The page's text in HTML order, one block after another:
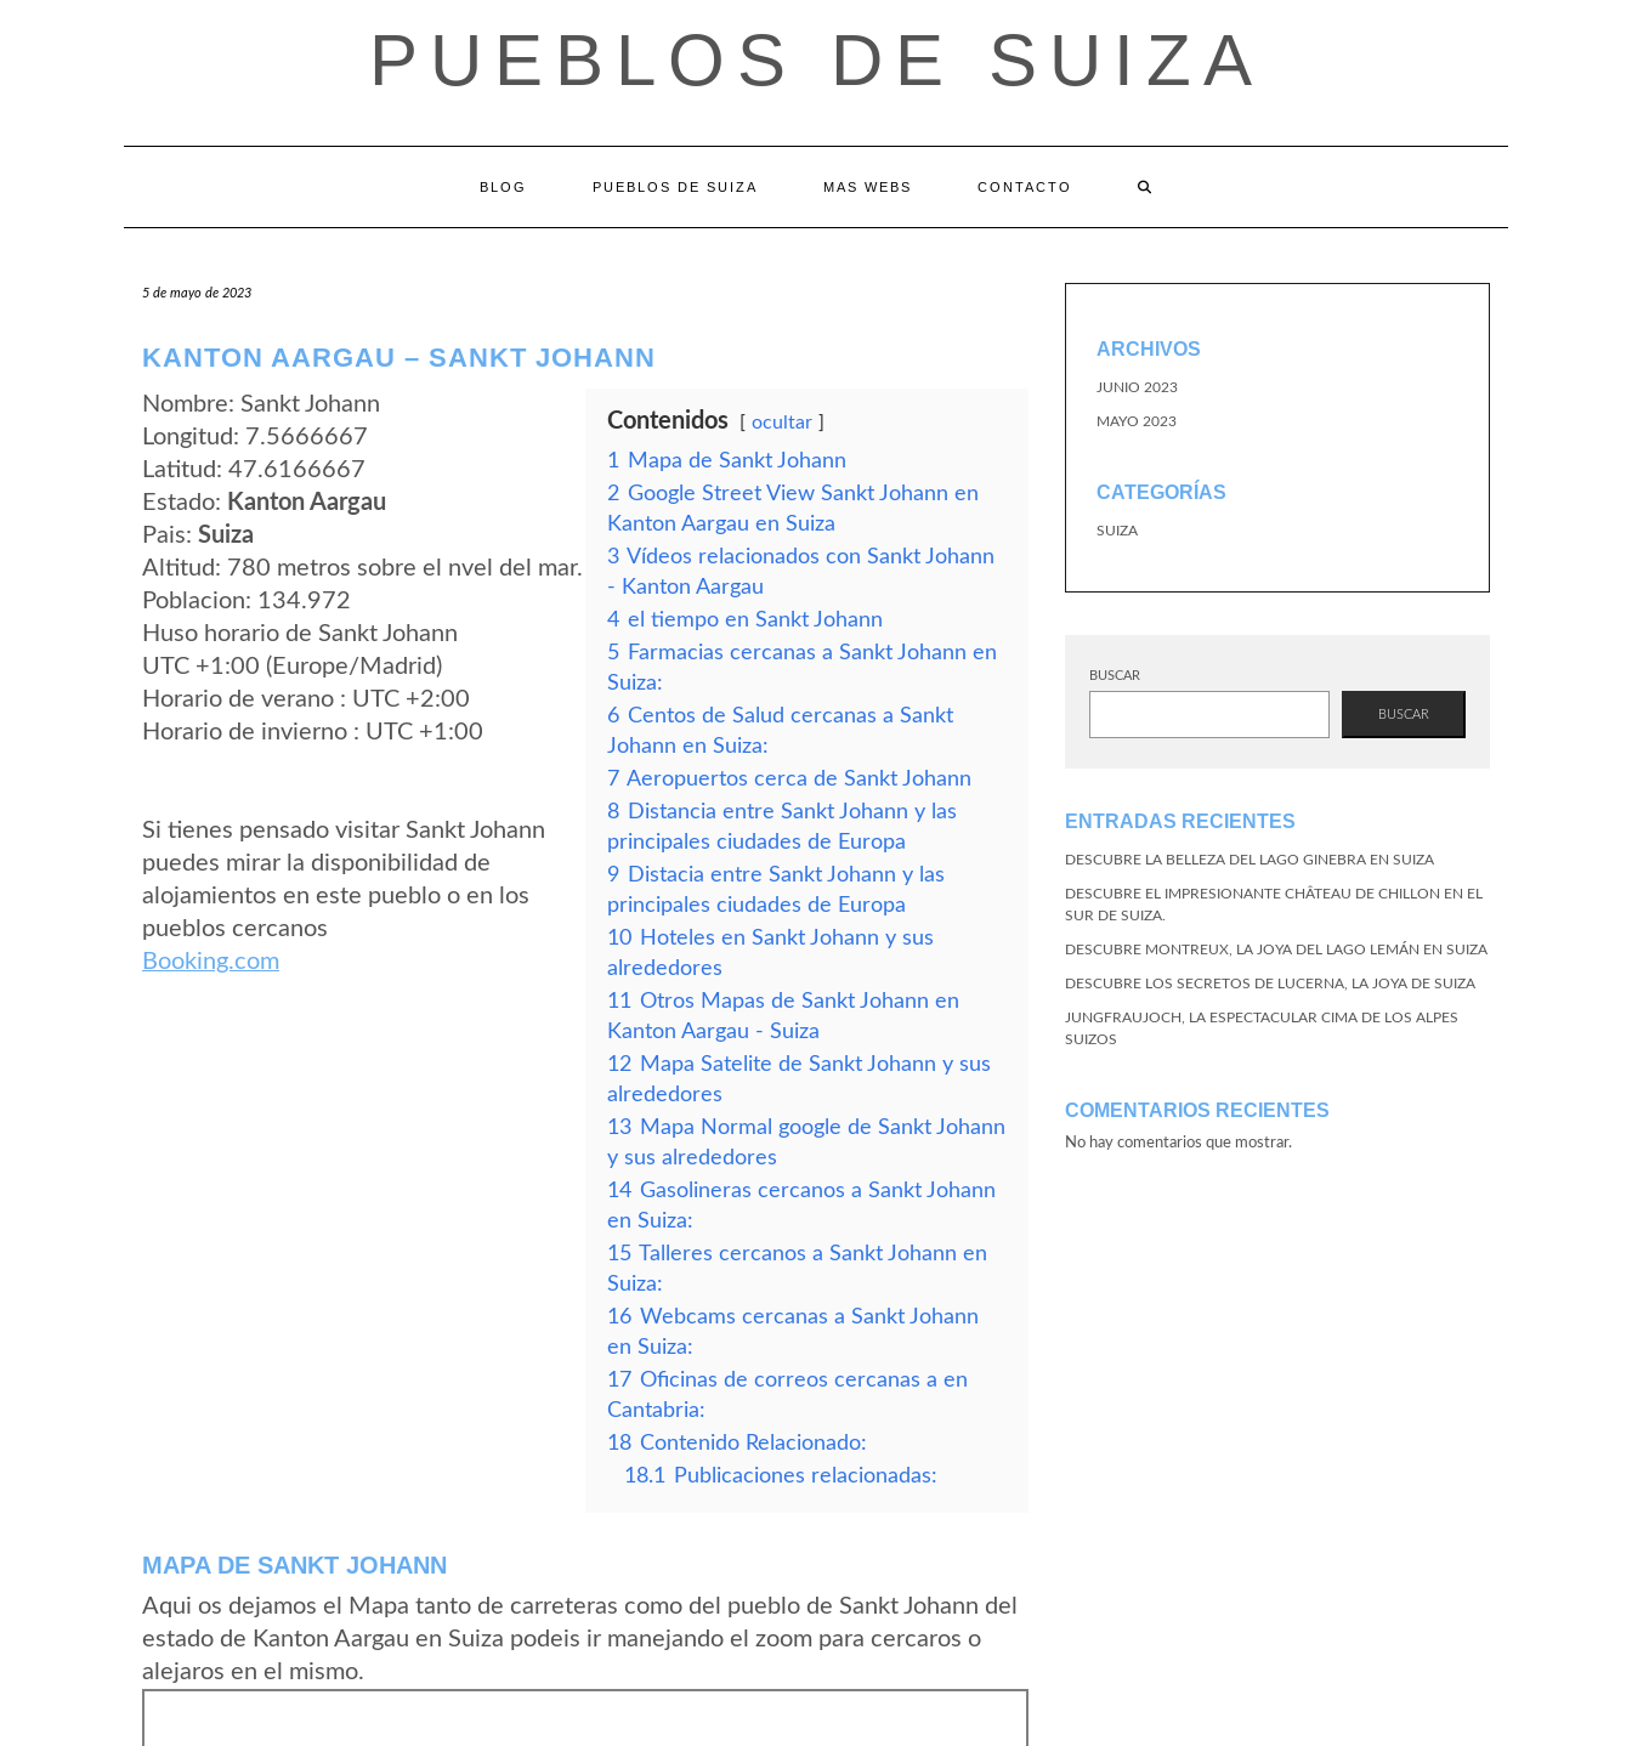
PUEBLOS DE SUIZA
BLOG PUEBLOS DE SUIZA MAS WEBS CONTACTO
5 de mayo de 2023
KANTON AARGAU – SANKT JOHANN
Nombre: Sankt Johann
Longitud: 7.5666667
Latitud: 47.6166667
Estado: Kanton Aargau
Pais: Suiza
Altitud: 780 metros sobre el nvel del mar.
Poblacion: 134.972
Huso horario de Sankt Johann
UTC +1:00 (Europe/Madrid)
Horario de verano : UTC +2:00
Horario de invierno : UTC +1:00
Si tienes pensado visitar Sankt Johann
puedes mirar la disponibilidad de
alojamientos en este pueblo o en los
pueblos cercanos
Booking.com
Contenidos ocultar
1
Mapa de Sankt Johann
2 Google Street View Sankt Johann en
Kanton Aargau en Suiza
3 Vídeos relacionados con Sankt Johann
- Kanton Aargau
4 el tiempo en Sankt Johann
5 Farmacias cercanas a Sankt Johann en
Suiza:
6 Centos de Salud cercanas a Sankt
Johann en Suiza:
7 Aeropuertos cerca de Sankt Johann
8 Distancia entre Sankt Johann y las
principales ciudades de Europa
9 Distacia entre Sankt Johann y las
principales ciudades de Europa
10 Hoteles en Sankt Johann y sus
alrededores
11 Otros Mapas de Sankt Johann en
Kanton Aargau - Suiza
12 Mapa Satelite de Sankt Johann y sus
alrededores
13 Mapa Normal google de Sankt Johann
y sus alrededores
14 Gasolineras cercanos a Sankt Johann
en Suiza:
15 Talleres cercanos a Sankt Johann en
Suiza:
16 Webcams cercanas a Sankt Johann
en Suiza:
17 Oficinas de correos cercanas a en
Cantabria:
18 Contenido Relacionado:
18.1
Publicaciones relacionadas:
MAPA DE SANKT JOHANN
Aqui os dejamos el Mapa tanto de carreteras como del pueblo de Sankt Johann del
estado de Kanton Aargau en Suiza podeis ir manejando el zoom para cercaros o
alejaros en el mismo.
ARCHIVOS
JUNIO 2023
MAYO 2023
CATEGORÍAS
SUIZA
BUSCAR
BUSCAR
ENTRADAS RECIENTES
DESCUBRE LA BELLEZA DEL LAGO GINEBRA EN SUIZA
DESCUBRE EL IMPRESIONANTE CHÂTEAU DE CHILLON EN EL
SUR DE SUIZA.
DESCUBRE MONTREUX, LA JOYA DEL LAGO LEMÁN EN SUIZA
DESCUBRE LOS SECRETOS DE LUCERNA, LA JOYA DE SUIZA
JUNGFRAUJOCH, LA ESPECTACULAR CIMA DE LOS ALPES
SUIZOS
COMENTARIOS RECIENTES
No hay comentarios que mostrar.